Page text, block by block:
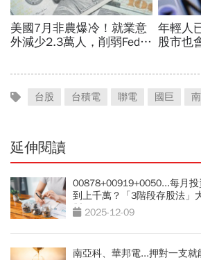
台股 台積電 聯電 國巨
延伸閱讀
00878+00919+0050...每月
到上千萬？「3階段存股法」
製 2025-12-09
南亞科、華邦電...押對一支